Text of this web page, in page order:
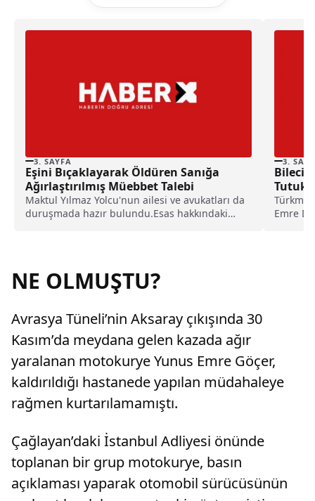
3. SAYFA
Eşini Bıçaklayarak Öldüren Sanığa
Ağırlaştırılmış Müebbet Talebi
Maktul Yılmaz Yolcu'nun ailesi ve avukatları da
duruşmada hazır bulundu.Esas hakkındaki
3.
Emre
NE OLMUŞTU?
Avrasya Tüneli’nin Aksaray çıkışında 30
Kasım’da meydana gelen kazada ağır
yaralanan motokurye Yunus Emre Göçer,
kaldırıldığı hastanede yapılan müdahaleye
rağmen kurtarılamamıştı.
Çağlayan’daki İstanbul Adliyesi önünde
toplanan bir grup motokurye, basın
açıklaması yaparak otomobil sürücüsünün